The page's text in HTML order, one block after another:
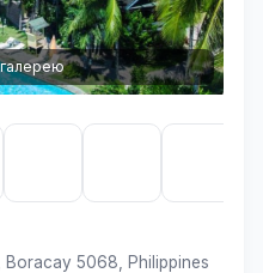
5068, Philippines